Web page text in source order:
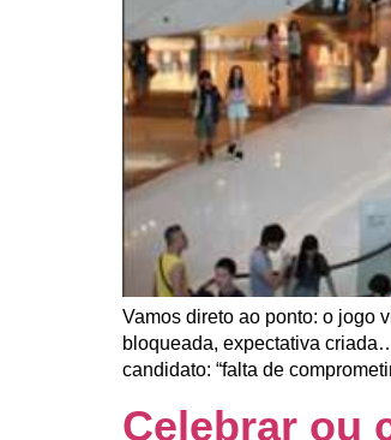
Vamos direto ao ponto: o jogo
bloqueada, expectativa
candidato: “falta de
Celebrar ou